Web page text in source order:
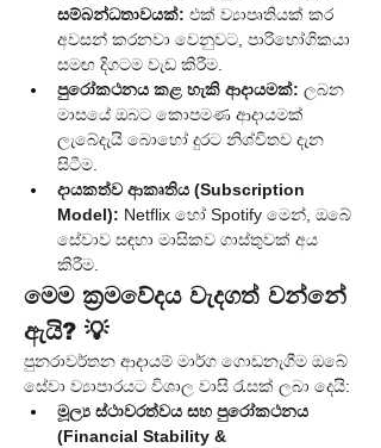
සම්බන්ධතාවයක්: එක් ව්‍යාපෘතියක් කර
අවසන් කරනවා වෙනුවට, පාරිභෝගිකයා
සමඟ දිගටම වැඩ කිරීම.
පුරෝකථනය කළ හැකි ආදායමක්: ලබන
මාසයේ ඔබට කොපමණ ආදායමක්
ලැබේදැයි බොහෝ දුරට නිශ්චිතව දැන
සිටීම.
දායකත්ව ආකෘතිය (Subscription
Model): Netflix හෝ Spotify මෙන්, ඔබේ
සේවාව සඳහා මාසිකව ගාස්තුවක් අය
කිරීම.
මෙම ක්‍රමවේදය වැදගත් වන්නේ
ඇයි? 💡
පුනරාවර්තන ආදායම් මාර්ග ගොඩනැගීම ඔබේ
සේවා ව්‍යාපාරයට විශාල වාසි රැසක් ලබා දෙයි:
මූල්‍ය ස්ථාවරත්වය සහ පුරෝකථනය
(Financial Stability &